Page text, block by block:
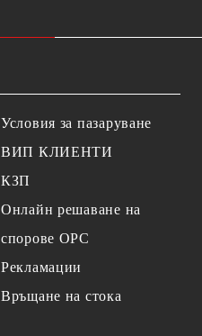
Условия за пазаруване
ВИП КЛИЕНТИ
КЗП
Онлайн решаване на
спорове OPC
Рекламации
Връщане на стока